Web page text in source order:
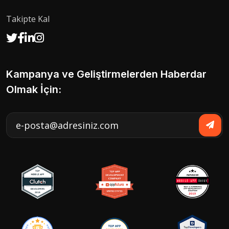
Takipte Kal
Kampanya ve Geliştirmelerden Haberdar
Olmak İçin: